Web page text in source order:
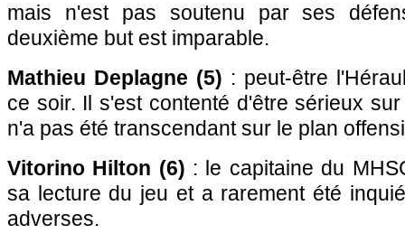
mais n'est pas soutenu par ses
deuxième but est imparable.
Mathieu Deplagne (5) : peut-être
ce soir. Il s'est contenté d'être sérieux
n'a pas été transcendant sur le plan
Vitorino Hilton (6) : le capitaine du
sa lecture du jeu et a rarement été
adverses.